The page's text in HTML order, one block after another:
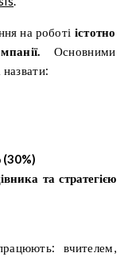
на роботі істотно
Основними
(30%)
та стратегією
вчителем,